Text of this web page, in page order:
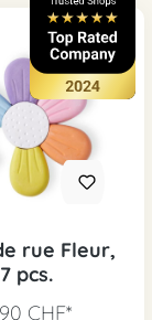
rue Fleur,
7 pcs.
CHF*